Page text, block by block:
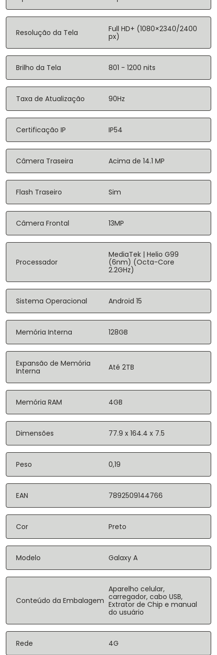
Resolução da Tela
Full HD+ (1080×2340/2400
px)
Brilho da Tela 801 - 1200 nits
Taxa de Atualização 90Hz
Certificação IP IP54
Câmera Traseira Acima de 14.1 MP
Flash Traseiro Sim
Câmera Frontal 13MP
Processador
MediaTek | Helio G99
(6nm) (Octa-Core
2.2GHz)
Sistema Operacional Android 15
Memória Interna 128GB
Expansão de Memória
Interna
Até 2TB
Memória RAM 4GB
Dimensões 77.9 x 164.4 x 7.5
Peso 0,19
EAN 7892509144766
Cor Preto
Modelo Galaxy A
Conteúdo da Embalagem
Aparelho celular,
carregador, cabo USB,
Extrator de Chip e manual
do usuário
Rede 4G